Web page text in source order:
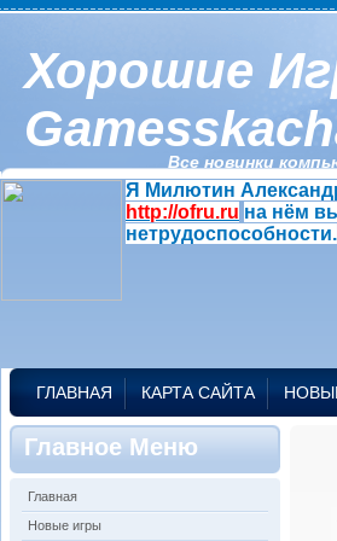
Хорошие
Все новинки
Я Милютин
http://ofru.ru на нём
нетрудоспособности.
ГЛАВНАЯ КАРТА САЙТА
Главное Меню
Главная
Новые игры